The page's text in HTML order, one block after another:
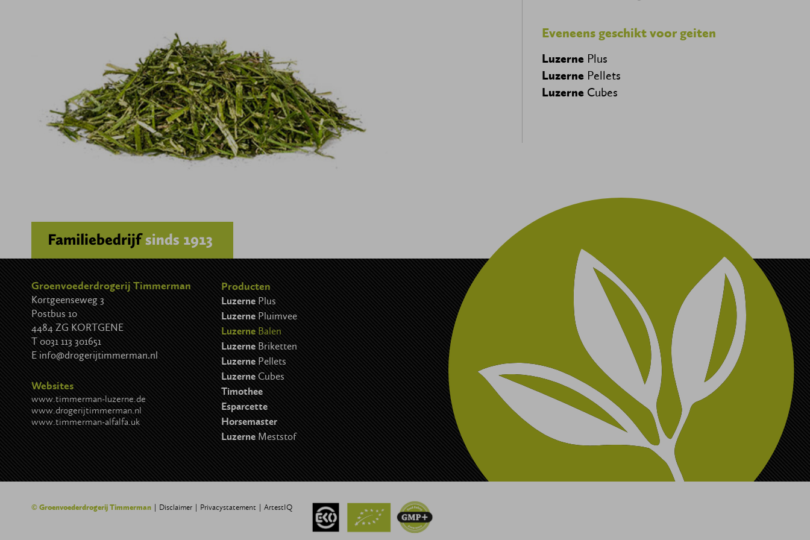
Eveneens geschikt voor geiten
LuzernePlus
LuzernePellets
LuzerneCubes
Groenvoederdrogerij Timmerman
Kortgeenseweg 3
Postbus 10
4484 ZG KORTGENE
T0031 113 301651
E info@drogerijtimmerman.nl
Websites
www.timmerman-luzerne.de
www.drogerijtimmerman.nl
www.timmerman-alfalfa.uk
Producten
LuzernePlus
LuzernePluimvee
LuzerneBalen
LuzerneBriketten
LuzernePellets
LuzerneCubes
Timothee
Esparcette
Horsemaster
LuzerneMeststof
© Groenvoederdrogerij Timmerman Disclaimer Privacystatement ArtestIQ